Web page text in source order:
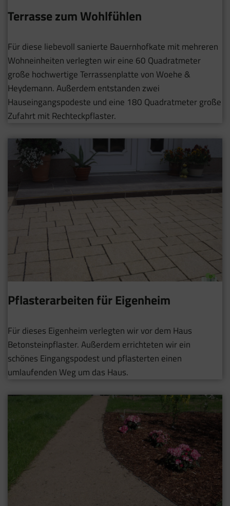
Terrasse zum Wohlfühlen
Für diese liebevoll sanierte Bauernhofkate mit mehreren
Wohneinheiten verlegten wir eine 60 Quadratmeter
große hochwertige Terrassenplatte von Woehe &
Heydemann. Außerdem entstanden zwei
Hauseingangspodeste und eine 180 Quadratmeter große
Zufahrt mit Rechteckpflaster.
Pflasterarbeiten für Eigenheim
Für dieses Eigenheim verlegten wir vor dem Haus
Betonsteinpflaster. Außerdem errichteten wir ein
schönes Eingangspodest und pflasterten einen
umlaufenden Weg um das Haus.